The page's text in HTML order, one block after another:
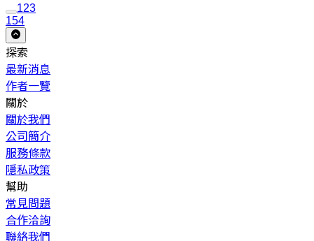
123
154
探索
最新消息
作者一覽
關於
關於我們
公司簡介
服務條款
隱私政策
幫助
常見問題
合作洽詢
聯絡我們